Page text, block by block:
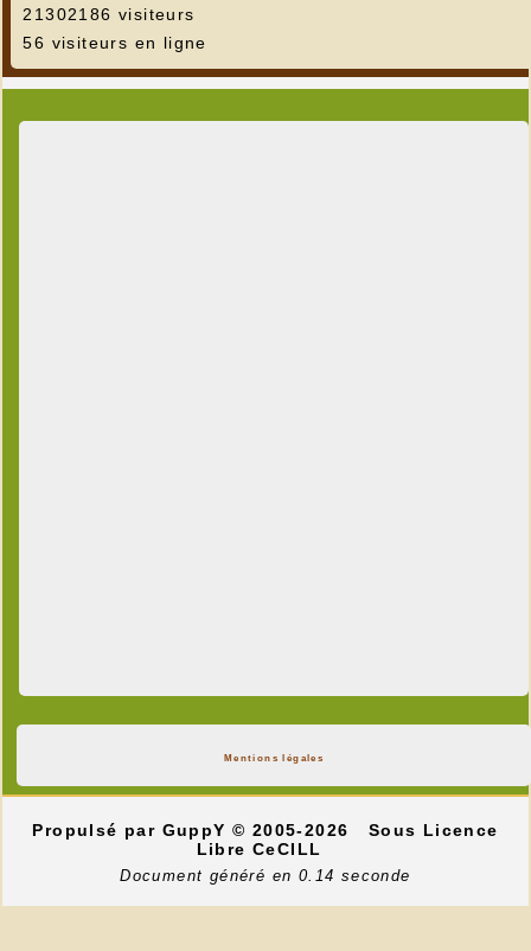
21302186 visiteurs
56 visiteurs en ligne
Mentions légales
Propulsé par GuppY© 2005-2026
Sous Licence
Libre CeCILL
Document généré en 0.14 seconde